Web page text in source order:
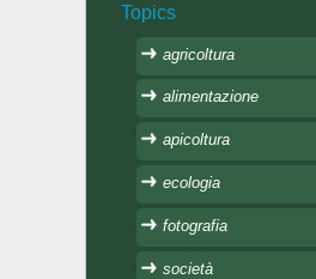
Topics
agricoltura
alimentazione
apicoltura
ecologia
fotografia
società